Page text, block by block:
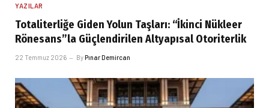
YAZILAR
Totaliterliğe Giden Yolun Taşları: “İkinci Nükleer
Rönesans”la Güçlendirilen Altyapısal Otoriterlik
22 Temmuz 2026 ByPınar Demircan